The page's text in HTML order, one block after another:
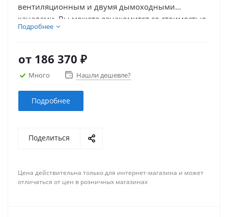
вентиляционным и двумя дымоходными
каналами. Вы можете ознакомится со стоимостью
комплекта дымохода, выбрать и купить дымоход
каналами и вентиляцией необходимой высоты –
Подробнее
от 186 370 ₽
Много Нашли дешевле?
Подробнее
Поделиться
Цена действительна только для интернет-магазина и может
отличаться от цен в розничных магазинах